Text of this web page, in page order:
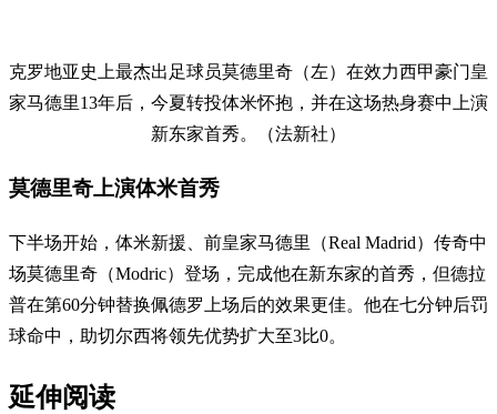
克罗地亚史上最杰出足球员莫德里奇（左）在效力西甲豪门皇
家马德里13年后，今夏转投体米怀抱，并在这场热身赛中上演
新东家首秀。（法新社）
莫德里奇上演体米首秀
下半场开始，体米新援、前皇家马德里（Real Madrid）传奇中
场莫德里奇（Modric）登场，完成他在新东家的首秀，但德拉
普在第60分钟替换佩德罗上场后的效果更佳。他在七分钟后罚
球命中，助切尔西将领先优势扩大至3比0。
延伸阅读